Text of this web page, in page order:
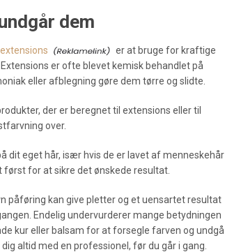
dem
er at bruge for kraftige
er ofte blevet kemisk behandlet på
eller afblegning gøre dem tørre og slidte.
der er beregnet til extensions eller til
over.
dit eget hår, især hvis de er lavet af menneskehår
for at sikre det ønskede resultat.
påføring kan give pletter og et uensartet resultat
Endelig undervurderer mange betydningen
kur eller balsam for at forsegle farven og undgå
altid med en professionel, før du går i gang.